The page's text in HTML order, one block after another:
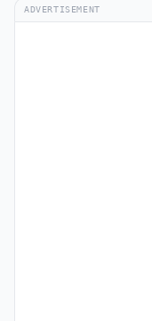
ADVERTISEMENT